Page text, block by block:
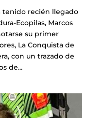
tenido recién llegado
Ecopilas, Marcos
su primer
La Conquista de
con un trazado de
de...